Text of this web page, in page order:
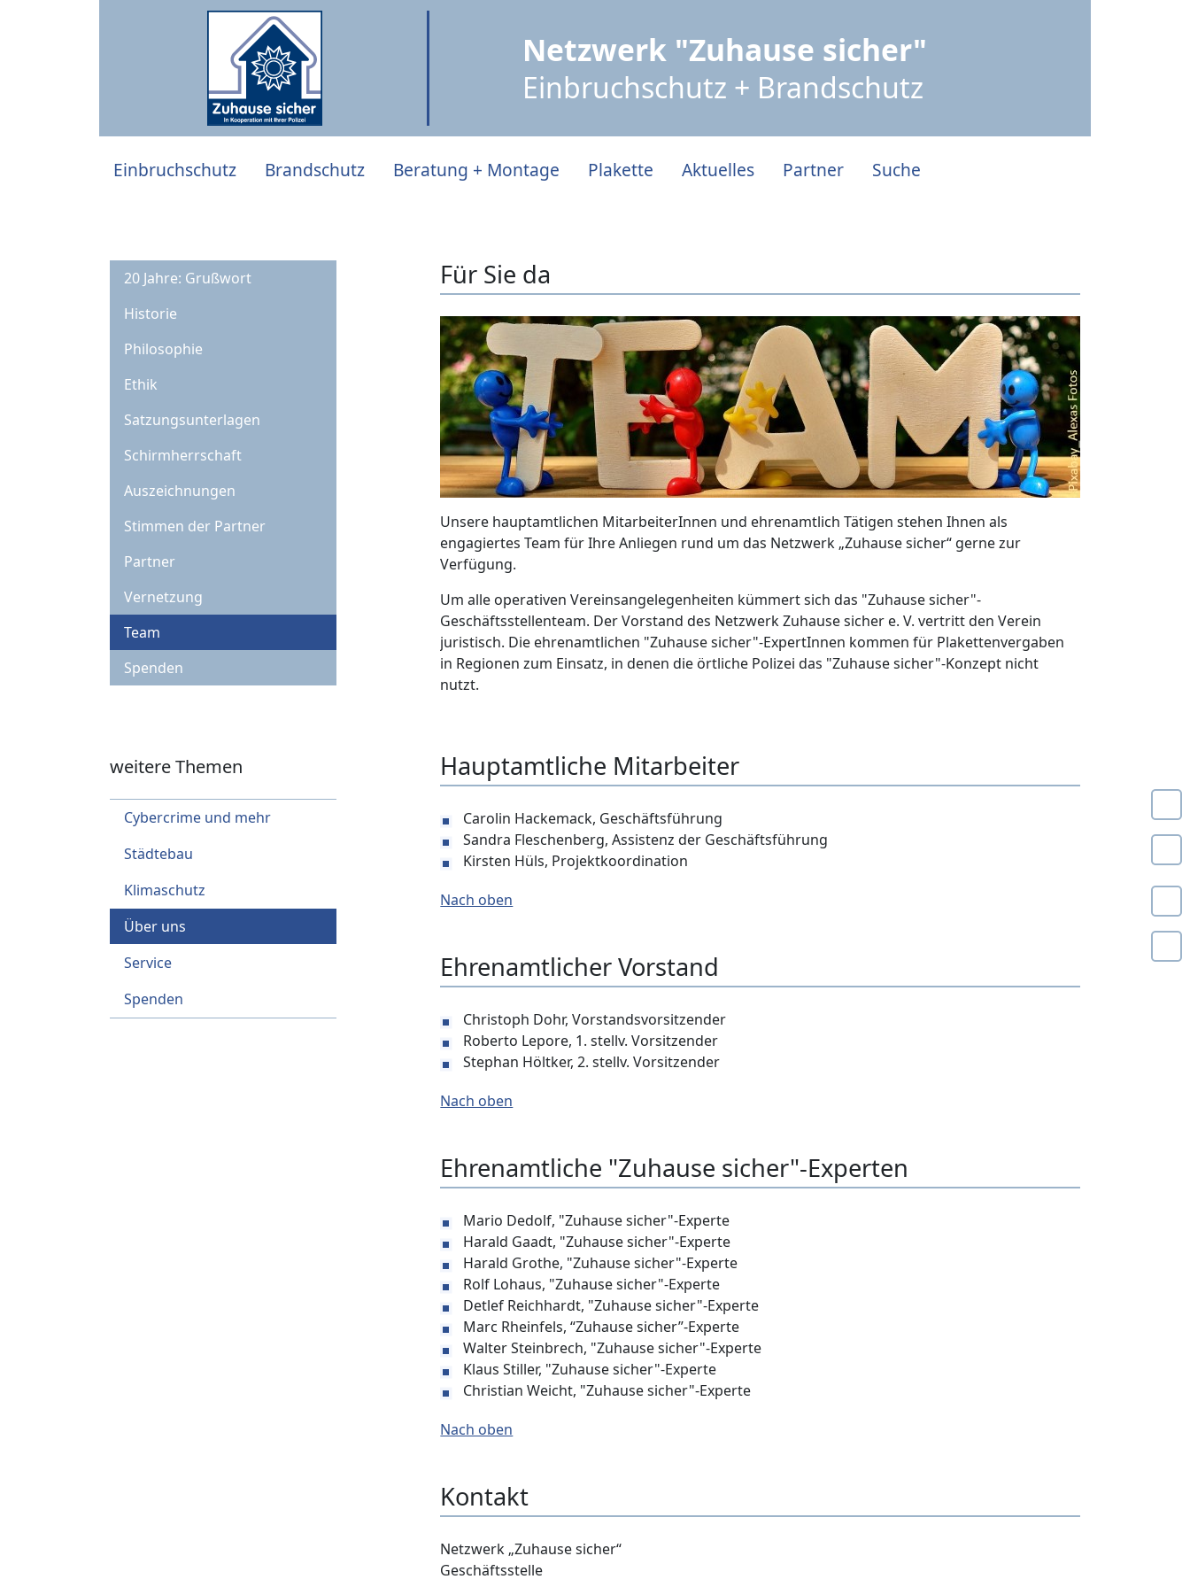
Netzwerk "Zuhause sicher"
Einbruchschutz + Brandschutz
Einbruchschutz Brandschutz Beratung + Montage Plakette Aktuelles Partner Suche
20 Jahre: Grußwort
Historie
Philosophie
Ethik
Satzungsunterlagen
Schirmherrschaft
Auszeichnungen
Stimmen der Partner
Partner
Vernetzung
Team
Spenden
Für Sie da
Unsere hauptamtlichen MitarbeiterInnen und ehrenamtlich Tätigen stehen Ihnen als
engagiertes Team für Ihre Anliegen rund um das Netzwerk „Zuhause sicher“ gerne zur
Verfügung.
Um alle operativen Vereinsangelegenheiten kümmert sich das "Zuhause sicher"-
Geschäftsstellenteam. Der Vorstand des Netzwerk Zuhause sicher e. V. vertritt den Verein
juristisch. Die ehrenamtlichen "Zuhause sicher"-ExpertInnen kommen für Plakettenvergaben
in Regionen zum Einsatz, in denen die örtliche Polizei das "Zuhause sicher"-Konzept nicht
nutzt.
Hauptamtliche Mitarbeiter
Carolin Hackemack, Geschäftsführung
Sandra Fleschenberg, Assistenz der Geschäftsführung
Kirsten Hüls, Projektkoordination
Nach oben
Ehrenamtlicher Vorstand
Christoph Dohr, Vorstandsvorsitzender
Roberto Lepore, 1. stellv. Vorsitzender
Stephan Höltker, 2. stellv. Vorsitzender
Nach oben
Ehrenamtliche "Zuhause sicher"-Experten
Mario Dedolf, "Zuhause sicher"-Experte
Harald Gaadt, "Zuhause sicher"-Experte
Harald Grothe, "Zuhause sicher"-Experte
Rolf Lohaus, "Zuhause sicher"-Experte
Detlef Reichhardt, "Zuhause sicher"-Experte
Marc Rheinfels, “Zuhause sicher”-Experte
Walter Steinbrech, "Zuhause sicher"-Experte
Klaus Stiller, "Zuhause sicher"-Experte
Christian Weicht, "Zuhause sicher"-Experte
Nach oben
Kontakt
Netzwerk „Zuhause sicher“
Geschäftsstelle
weitere Themen
Cybercrime und mehr
Städtebau
Klimaschutz
Über uns
Service
Spenden